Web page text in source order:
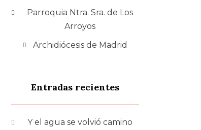
Parroquia Ntra. Sra. de Los
Arroyos
Archidiócesis de Madrid
Entradas recientes
Y el agua se volvió camino